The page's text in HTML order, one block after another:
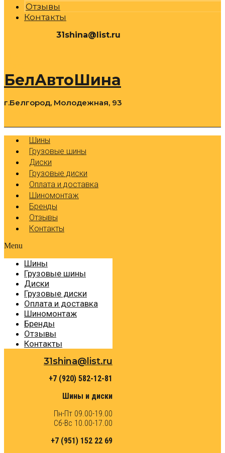
Отзывы
Контакты
31shina@list.ru
БелАвтоШина
г.Белгород, Молодежная, 93
Шины
Грузовые шины
Диски
Грузовые диски
Оплата и доставка
Шиномонтаж
Бренды
Отзывы
Контакты
Menu
Шины
Грузовые шины
Диски
Грузовые диски
Оплата и доставка
Шиномонтаж
Бренды
Отзывы
Контакты
31shina@list.ru
+7 (920) 582-12-81
Шины и диски
Пн-Пт 09.00-19.00
Сб-Вс 10.00-17.00
+7 (951) 152 22 69